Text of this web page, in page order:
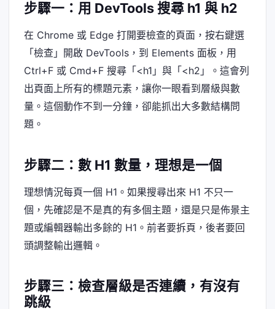
步驟一：用 DevTools 搜尋 h1 與 h2
在 Chrome 或 Edge 打開要檢查的頁面，按右鍵選
「檢查」開啟 DevTools，到 Elements 面板，用
Ctrl+F 或 Cmd+F 搜尋「<h1」與「<h2」。這會列
出頁面上所有的標題元素，讓你一眼看到層級與數
量。這個動作不到一分鐘，卻能抓出大多數結構問
題。
步驟二：數 H1 數量，理想是一個
理想情況每頁一個 H1。如果搜尋出來 H1 不只一
個，先確認是不是真的有多個主題，還是只是佈景主
題或編輯器輸出多餘的 H1。前者要拆頁，後者要回
頭調整輸出邏輯。
步驟三：檢查層級是否連續，有沒有
跳級